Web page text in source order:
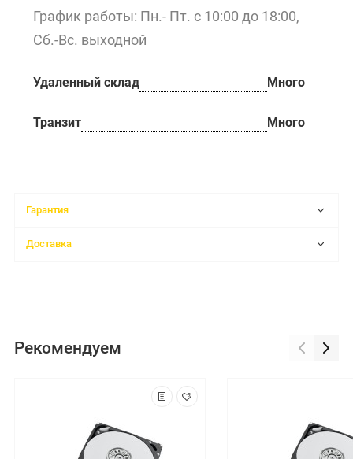
График работы: Пн.- Пт. с 10:00 до 18:00,
Сб.-Вс. выходной
Удаленный склад Много
Транзит Много
Гарантия
Доставка
Рекомендуем